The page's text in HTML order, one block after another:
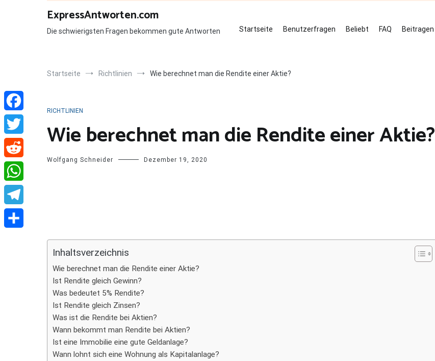
ExpressAntworten.com
Die schwierigsten Fragen bekommen gute Antworten Startseite Benutzerfragen Beliebt FAQ Beitragen
Startseite Richtlinien Wie berechnet man die Rendite einer Aktie?
RICHTLINIEN
Wie berechnet man die Rendite einer Aktie?
Wolfgang Schneider Dezember 19, 2020
Inhaltsverzeichnis
Wie berechnet man die Rendite einer Aktie?
Ist Rendite gleich Gewinn?
Was bedeutet 5% Rendite?
Ist Rendite gleich Zinsen?
Was ist die Rendite bei Aktien?
Wann bekommt man Rendite bei Aktien?
Ist eine Immobilie eine gute Geldanlage?
Wann lohnt sich eine Wohnung als Kapitalanlage?
Facebook
Twitter
Reddit
WhatsApp
Telegram